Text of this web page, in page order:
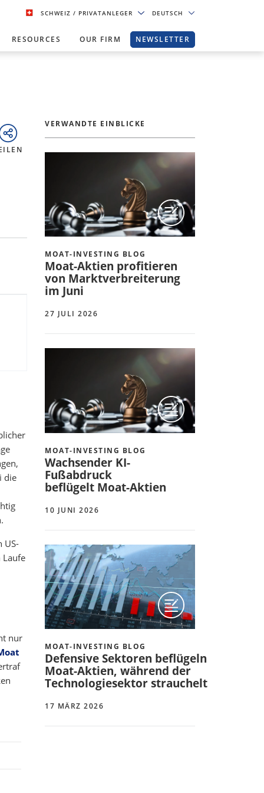
SCHWEIZ/ PRIVATANLEGER DEUTSCH
RESOURCES OUR FIRM NEWSLETTER
die
US-
Laufe
nur
VERWANDTE EINBLICKE
MOAT-INVESTING BLOG
Moat-Aktien profitieren
von Marktverbreiterung
im Juni
27 JULI 2026
MOAT-INVESTING BLOG
Wachsender KI-
Fußabdruck
beflügelt Moat-Aktien
10 JUNI 2026
MOAT-INVESTING BLOG
Defensive Sektoren beflügeln
Moat-Aktien, während der
Technologiesektor strauchelt
17 MÄRZ 2026